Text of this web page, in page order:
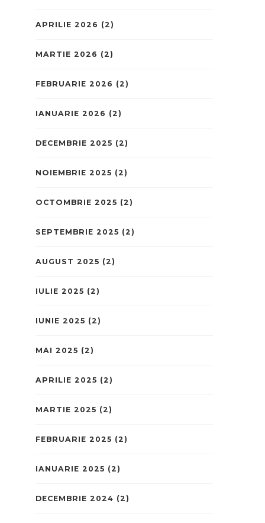
APRILIE 2026 (2)
MARTIE 2026 (2)
FEBRUARIE 2026 (2)
IANUARIE 2026 (2)
DECEMBRIE 2025 (2)
NOIEMBRIE 2025 (2)
OCTOMBRIE 2025 (2)
SEPTEMBRIE 2025 (2)
AUGUST 2025 (2)
IULIE 2025 (2)
IUNIE 2025 (2)
MAI 2025 (2)
APRILIE 2025 (2)
MARTIE 2025 (2)
FEBRUARIE 2025 (2)
IANUARIE 2025 (2)
DECEMBRIE 2024 (2)